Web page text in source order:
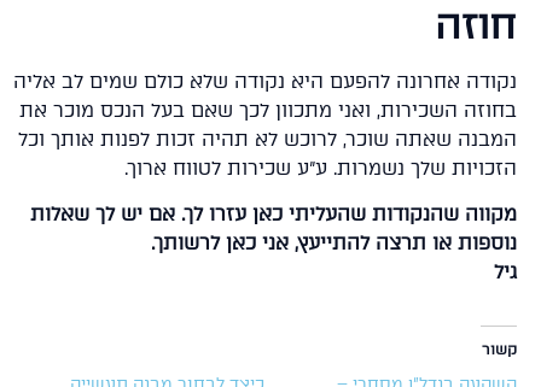
אחרונה להפעם היא נקודה שלא כולם שמים לב אליה
השכירות, ואני מתכוון לכך שאם בעל הנכס מוכר את
שאתה שוכר, לרוכש לא תהיה זכות לפנות אותך וכל
שלך נשמרות. ע"ע שכירות לטווח ארוך.
שהנקודות שהעליתי כאן עזרו לך. אם יש לך שאלות
או תרצה להתייעץ, אני כאן לרשותך.